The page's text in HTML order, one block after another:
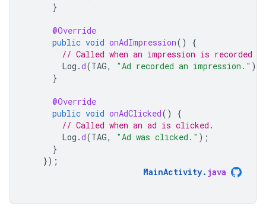
}
@Override
public void onAdImpression()
{
// Called when an impression is recorded
Log .d(TAG, "Ad recorded an impression." );
}
@Override
public void onAdClicked()
{
// Called when an ad is clicked.
Log .d(TAG, "Ad was clicked." );
}
});
MainActivity. java